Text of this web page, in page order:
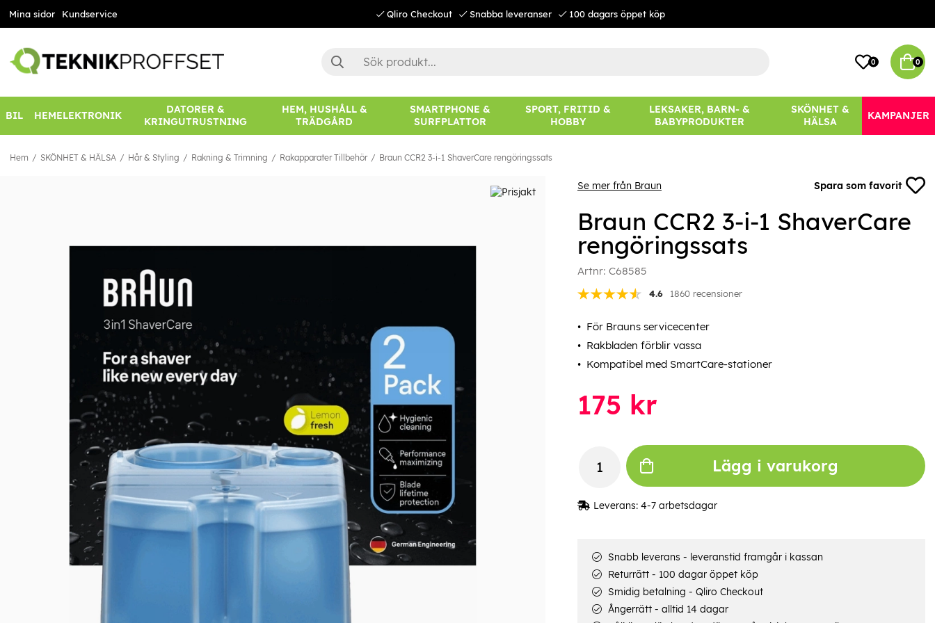
Mina sidor Kundservice Qliro Checkout Snabba leveranser 100 dagars öppet köp
0 0
BIL HEMELEKTRONIK
DATORER &
KRINGUTRUSTNING
HEM, HUSHÅLL &
TRÄDGÅRD
SMARTPHONE &
SURFPLATTOR
SPORT, FRITID &
HOBBY
LEKSAKER, BARN- &
BABYPRODUKTER
SKÖNHET &
HÄLSA
KAMPANJER
Hem SKÖNHET & HÄLSA Hår & Styling Rakning & Trimning Rakapparater Tillbehör Braun CCR2 3-i-1 ShaverCare rengöringssats
Se mer från Braun Spara som favorit
Braun CCR2 3-i-1 ShaverCare
rengöringssats
Artnr: C68585
4.6 1860 recensioner
För Brauns servicecenter
Rakbladen förblir vassa
Kompatibel med SmartCare-stationer
175 kr
Lägg i varukorg
Leverans: 4-7 arbetsdagar
Snabb leverans - leveranstid framgår i kassan
Returrätt - 100 dagar öppet köp
Smidig betalning - Qliro Checkout
Ångerrätt - alltid 14 dagar